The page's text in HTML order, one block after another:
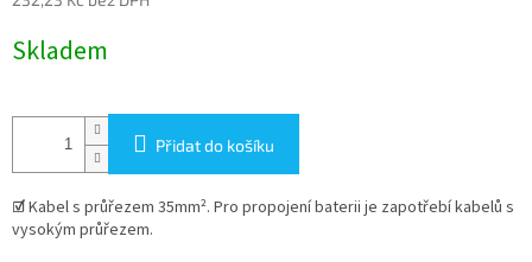
cena:
Skladem
Přidat do košíku
☑Kabel s průřezem 35mm². Pro propojení baterii je zapotřebí kabelů s
vysokým průřezem.